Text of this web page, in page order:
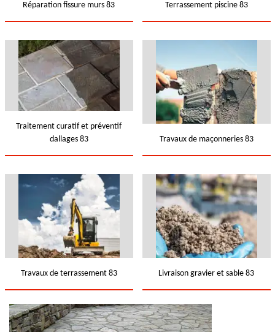
Réparation fissure murs 83 Terrassement piscine 83
Traitement curatif et préventif
dallages 83
Travaux de maçonneries 83
Travaux de terrassement 83 Livraison gravier et sable 83